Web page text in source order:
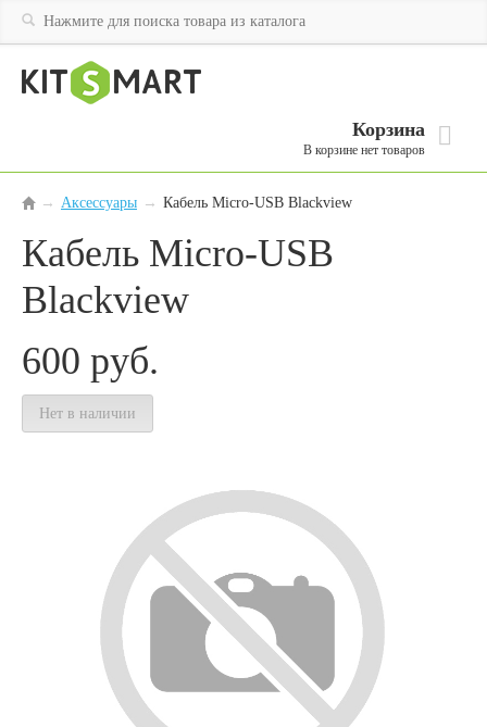
Корзина
В корзине нет товаров
→ Аксессуары → Кабель Micro-USB Blackview
Кабель Micro-USB
Blackview
600 руб.
Нет в наличии